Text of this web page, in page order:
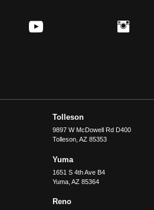
Tolleson
9897 W McDowell Rd D400
Tolleson, AZ 85353
Yuma
1651 S 4th Ave B4
Yuma, AZ 85364
Reno